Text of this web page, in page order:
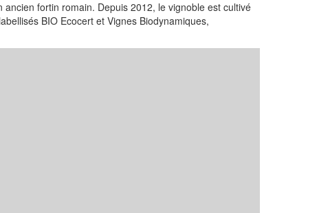
fortin romain. Depuis 2012, le vignoble est cultivé
BIO Ecocert et Vignes Biodynamiques,